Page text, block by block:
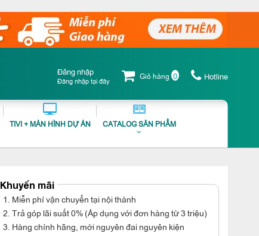
Hotline
Giỏ hàng 0
Đăng nhập
Đăng nhập tại đây
TIVI + MÀN HÌNH DỰ ÁN CATALOG SẢN PHẨM
Khuyến mãi
1. Miễn phí vận chuyển tại nội thành
2. Trả góp lãi suất 0% (Áp dụng với đơn hàng từ 3 triệu)
3. Hàng chính hãng, mới nguyên đai nguyên kiện